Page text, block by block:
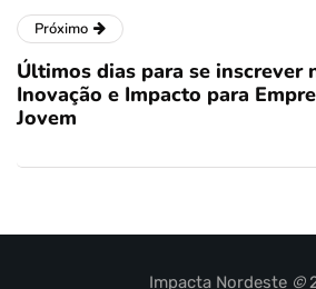
Próximo
Últimos dias para se inscrever
Inovação e Impacto para
Jovem
Impacta Nordeste ©